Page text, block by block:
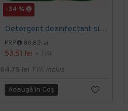
-34 %
Detergent dezinfectant si detartrant, Konga Hard, 5L -Aviz biocid
PRP 80,85 lei
53,51 lei + TVA
64,75 lei TVA inclus
Adaugă în Coş